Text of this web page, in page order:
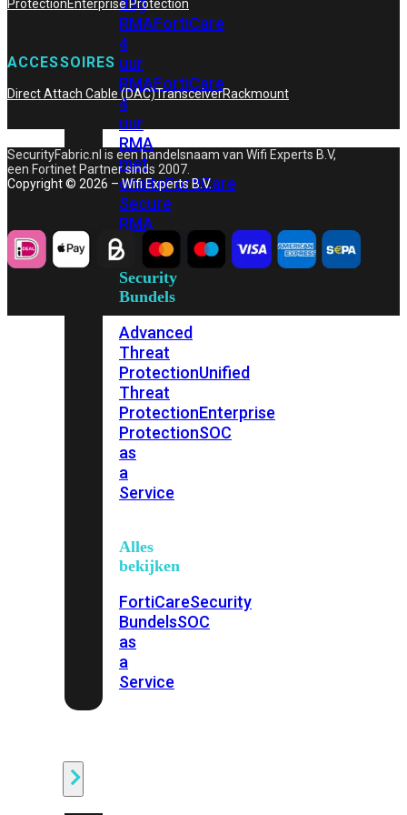
RMAFortiCare
4
uur
RMAFortiCare
4
uur
RMA
met
onsiteFortiCare
Secure
RMA
Security
Bundels
Advanced
Threat
ProtectionUnified
Threat
ProtectionEnterprise
ProtectionSOC
as
a
Service
Alles
bekijken
FortiCareSecurity
BundelsSOC
as
a
Service
ProtectionEnterprise Protection
ACCESSOIRES
Direct Attach Cable (DAC)TransceiverRackmount
SecurityFabric.nl is een handelsnaam van Wifi Experts B.V,
een Fortinet Partner sinds 2007.
Copyright © 2026 – Wifi Experts B.V.